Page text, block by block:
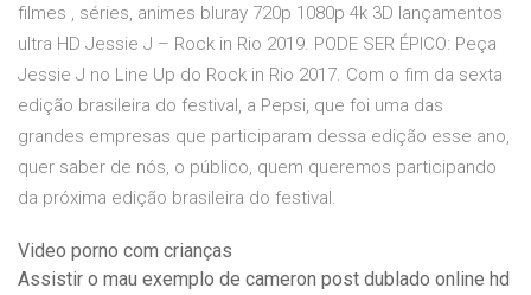
filmes , séries, animes bluray 720p 1080p 4k 3D lançamentos
ultra HD Jessie J – Rock in Rio 2019. PODE SER ÉPICO: Peça
Jessie J no Line Up do Rock in Rio 2017. Com o fim da sexta
edição brasileira do festival, a Pepsi, que foi uma das
grandes empresas que participaram dessa edição esse ano,
quer saber de nós, o público, quem queremos participando
da próxima edição brasileira do festival.
Video porno com crianças
Assistir o mau exemplo de cameron post dublado online hd